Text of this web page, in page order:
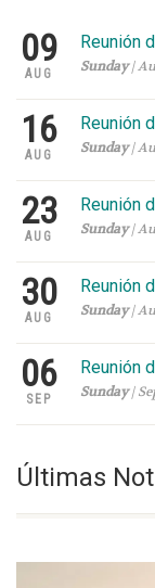
09
AUG
Reunión
Sunday|
16
AUG
Reunión
Sunday|
23
AUG
Reunión
Sunday|
30
AUG
Reunión
Sunday|
06
SEP
Reunión
Sunday|
Últimas